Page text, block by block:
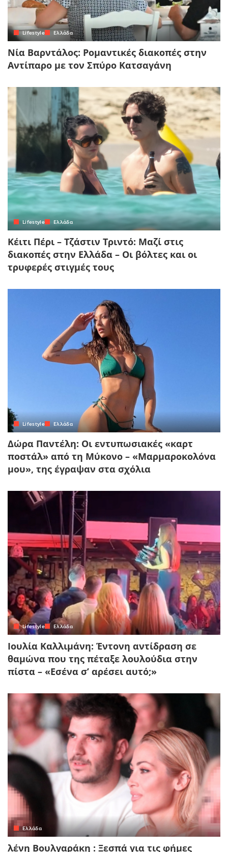
Lifestyle Ελλάδα
Νία Βαρντάλος: Ρομαντικές διακοπές στην
Αντίπαρο με τον Σπύρο Κατσαγάνη
Lifestyle Ελλάδα
Κέιτι Πέρι – Τζάστιν Τριντό: Μαζί στις
διακοπές στην Ελλάδα – Οι βόλτες και οι
τρυφερές στιγμές τους
Lifestyle Ελλάδα
Δώρα Παντέλη: Οι εντυπωσιακές «καρτ
ποστάλ» από τη Μύκονο – «Μαρμαροκολόνα
μου», της έγραψαν στα σχόλια
Lifestyle Ελλάδα
Ιουλία Καλλιμάνη: Έντονη αντίδραση σε
θαμώνα που της πέταξε λουλούδια στην
πίστα – «Εσένα σ’ αρέσει αυτό;»
Ελλάδα
λένη Βουλγαράκη : Ξεσπά για τις φήμες